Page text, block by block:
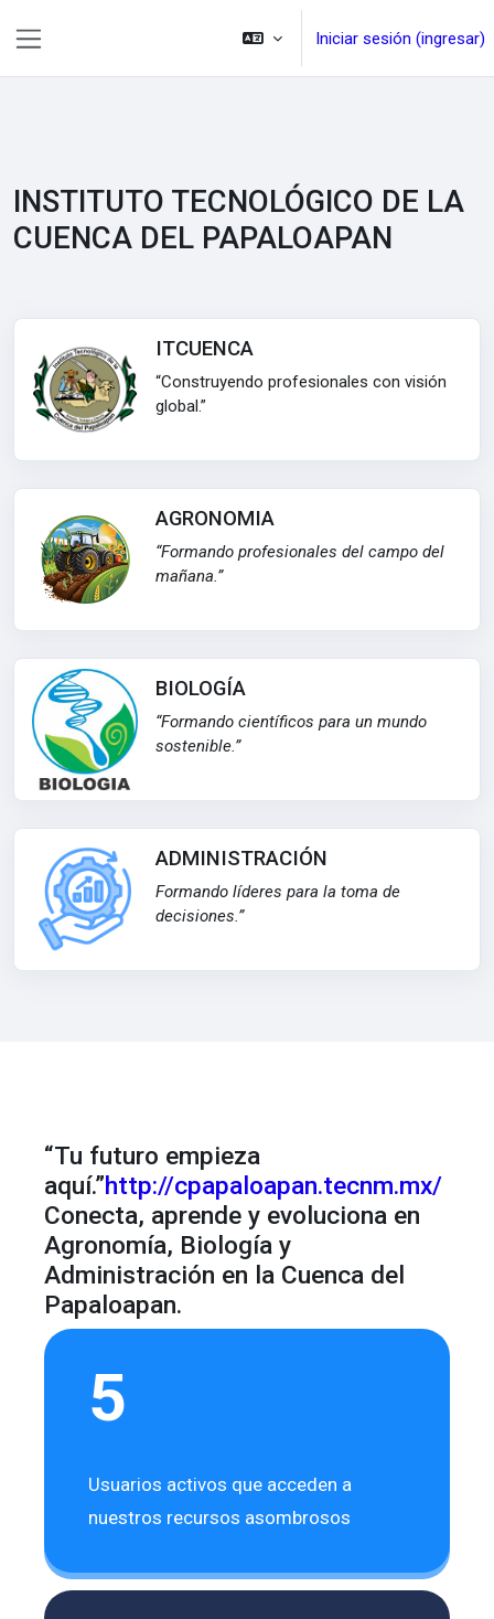
Iniciar sesión (ingresar)
INSTITUTO TECNOLÓGICO DE LA
CUENCA DEL PAPALOAPAN
ITCUENCA
“Construyendo profesionales con visión
global.”
AGRONOMIA
“Formando profesionales del campo del
mañana.”
BIOLOGÍA
“Formando científicos para un mundo
sostenible.”
ADMINISTRACIÓN
Formando líderes para la toma de
decisiones.”
“Tu futuro empieza
aquí.”http://cpapaloapan.tecnm.mx/
Conecta, aprende y evoluciona en
Agronomía, Biología y
Administración en la Cuenca del
Papaloapan.
5
Usuarios activos que acceden a
nuestros recursos asombrosos